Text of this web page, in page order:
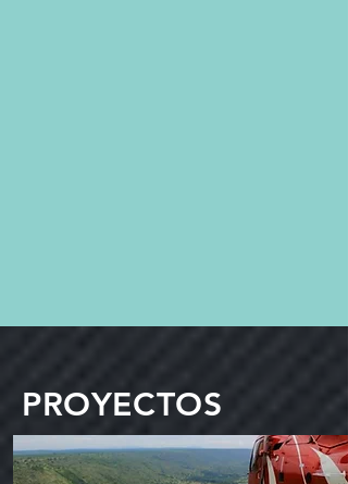
PROYECTOS